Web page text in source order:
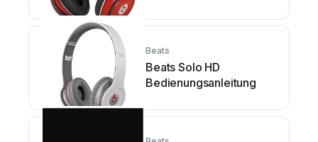
Beats
Beats Solo HD
Bedienungsanleitung